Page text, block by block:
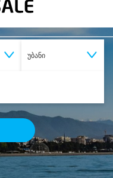
უბანი